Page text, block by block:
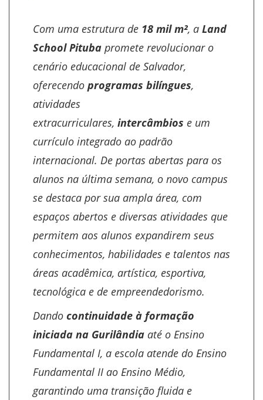
Com uma estrutura de 18 mil m², a Land
School Pituba promete revolucionar o
cenário educacional de Salvador,
oferecendo programas bilíngues,
atividades
extracurriculares, intercâmbios e um
currículo integrado ao padrão
internacional. De portas abertas para os
alunos na última semana, o novo campus
se destaca por sua ampla área, com
espaços abertos e diversas atividades que
permitem aos alunos expandirem seus
conhecimentos, habilidades e talentos nas
áreas acadêmica, artística, esportiva,
tecnológica e de empreendedorismo.
Dando continuidade à formação
iniciada na Gurilândia até o Ensino
Fundamental I, a escola atende do Ensino
Fundamental II ao Ensino Médio,
garantindo uma transição fluida e